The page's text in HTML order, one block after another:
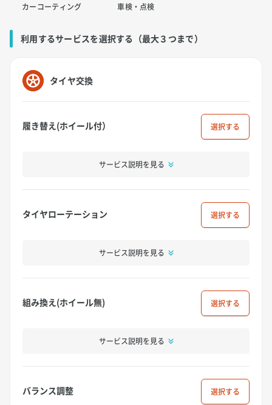
カーコーティング 車検・点検
利用するサービスを選択する（最大３つまで）
タイヤ交換
履き替え(ホイール付） 選択
サービス説明を見る
タイヤローテーション 選択
サービス説明を見る
組み換え(ホイール無) 選択
サービス説明を見る
バランス調整 選択